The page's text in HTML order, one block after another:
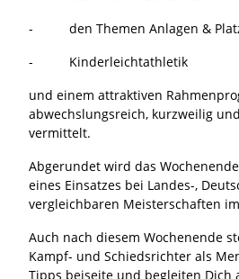
- den Themen Anlagen &
- Kinderleichtathletik
und einem attraktiven
abwechslungsreich, kurzweilig
vermittelt.
Abgerundet wird das
eines Einsatzes bei Landes-,
vergleichbaren Meisterschaften im
Auch nach diesem Wochenende
Kampf- und Schiedsrichter als
Tipps beiseite und begleiten Dich